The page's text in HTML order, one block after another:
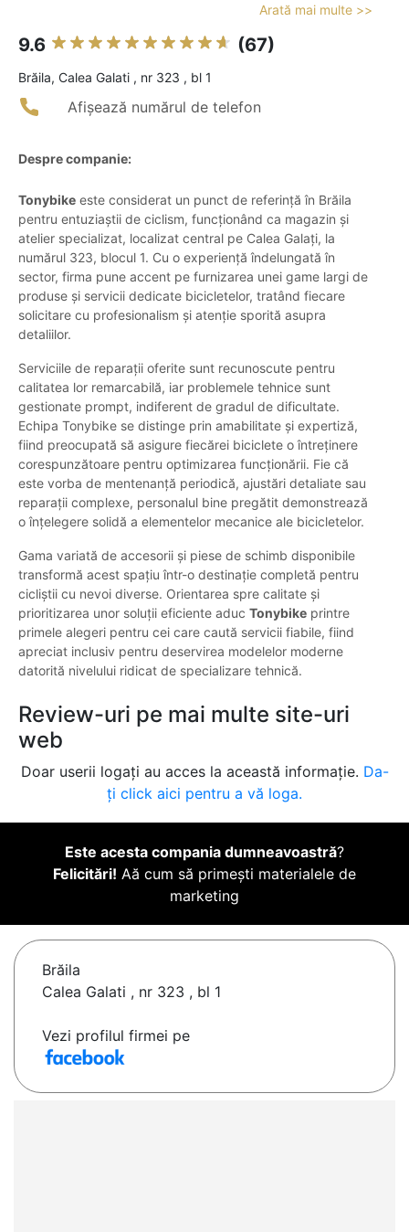
Arată mai multe >>
9.6 (67)
Brăila, Calea Galati , nr 323 , bl 1
Afișează numărul de telefon
Despre companie:
Tonybike este considerat un punct de referință în Brăila
pentru entuziaștii de ciclism, funcționând ca magazin și
atelier specializat, localizat central pe Calea Galați, la
numărul 323, blocul 1. Cu o experiență îndelungată în
sector, firma pune accent pe furnizarea unei game largi de
produse și servicii dedicate bicicletelor, tratând fiecare
solicitare cu profesionalism și atenție sporită asupra
detaliilor.
Serviciile de reparații oferite sunt recunoscute pentru
calitatea lor remarcabilă, iar problemele tehnice sunt
gestionate prompt, indiferent de gradul de dificultate.
Echipa Tonybike se distinge prin amabilitate și expertiză,
fiind preocupată să asigure fiecărei biciclete o întreținere
corespunzătoare pentru optimizarea funcționării. Fie că
este vorba de mentenanță periodică, ajustări detaliate sau
reparații complexe, personalul bine pregătit demonstrează
o înțelegere solidă a elementelor mecanice ale bicicletelor.
Gama variată de accesorii și piese de schimb disponibile
transformă acest spațiu într-o destinație completă pentru
cicliștii cu nevoi diverse. Orientarea spre calitate și
prioritizarea unor soluții eficiente aduc Tonybike printre
primele alegeri pentru cei care caută servicii fiabile, fiind
apreciat inclusiv pentru deservirea modelelor moderne
datorită nivelului ridicat de specializare tehnică.
Review-uri pe mai multe site-uri
web
Doar userii logați au acces la această informație. Da-
ți click aici pentru a vă loga.
Este acesta compania dumneavoastră?
Felicitări! Aă cum să primești materialele de
marketing
Brăila
Calea Galati , nr 323 , bl 1
Vezi profilul firmei pe